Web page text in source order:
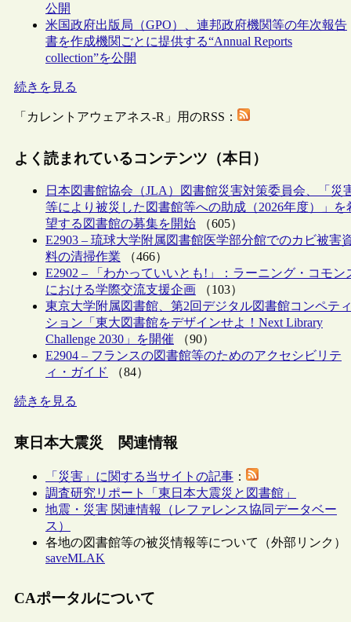
公開
米国政府出版局（GPO）、連邦政府機関等の年次報告
書を作成機関ごとに提供する“Annual Reports
collection”を公開
続きを見る
「カレントアウェアネス-R」用のRSS：
よく読まれているコンテンツ（本日）
日本図書館協会（JLA）図書館災害対策委員会、「災
等により被災した図書館等への助成（2026年度）」を
望する図書館の募集を開始 （605）
E2903 – 琉球大学附属図書館医学部分館でのカビ被害
料の清掃作業 （466）
E2902 – 「わかっていいとも!」：ラーニング・コモン
における学際交流支援企画 （103）
東京大学附属図書館、第2回デジタル図書館コンペテ
ション「東大図書館をデザインせよ！Next Library
Challenge 2030」を開催 （90）
E2904 – フランスの図書館等のためのアクセシビリテ
ィ・ガイド
（84）
続きを見る
東日本大震災 関連情報
「災害」に関する当サイトの記事 ：
調査研究リポート「東日本大震災と図書館」
地震・災害 関連情報（レファレンス協同データベー
ス）
各地の図書館等の被災情報等について（外部リンク）
saveMLAK
CAポータルについて